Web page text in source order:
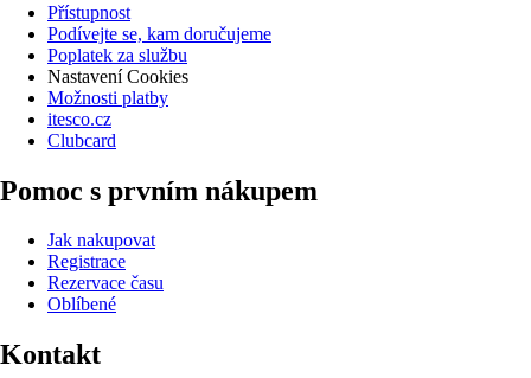
Přístupnost
Podívejte se, kam doručujeme
Poplatek za službu
Nastavení Cookies
Možnosti platby
itesco.cz
Clubcard
Pomoc s prvním nákupem
Jak nakupovat
Registrace
Rezervace času
Oblíbené
Kontakt